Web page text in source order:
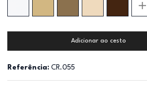
Adicionar ao cesto
Referência: CR.055